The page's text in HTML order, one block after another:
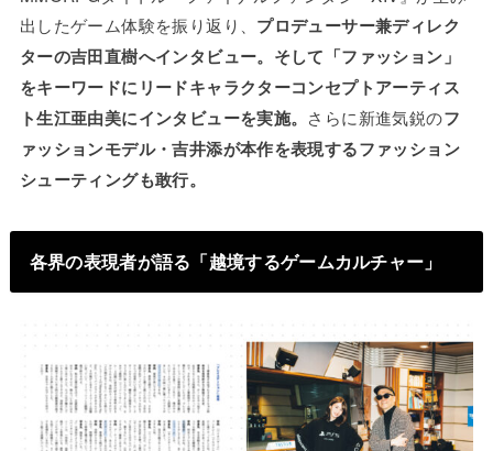
出したゲーム体験を振り返り、 プロデューサー兼ディレク
ターの吉田直樹へインタビュー。そして「ファッション」
をキーワードにリードキャラクターコンセプトアーティス
ト生江亜由美にインタビューを実施。 さらに新進気鋭のフ
ァッションモデル・吉井添が本作を表現するファッション
シューティングも敢行。
各界の表現者が語る「越境するゲームカルチャー」